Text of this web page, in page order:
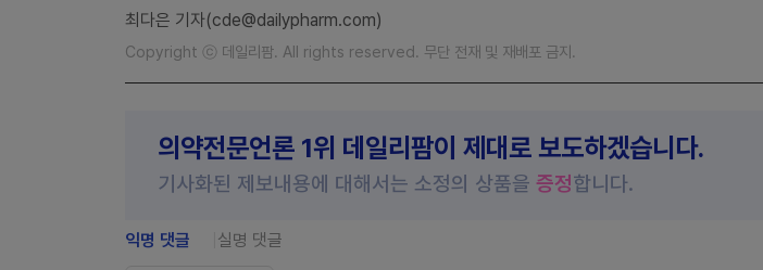
최다은 기자(cde@dailypharm.com)
Copyright ⓒ 데일리팜. All rights reserved. 무단 전재 및 재배포 금지.
의약전문언론 1위 데일리팜이 제대로 보도하겠습니다.
기사화된 제보내용에 대해서는 소정의 상품을 증정합니다.
익명 댓글 실명 댓글